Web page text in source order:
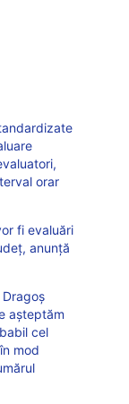
orar
fi evaluări
anunță
așteptăm
cel
mod